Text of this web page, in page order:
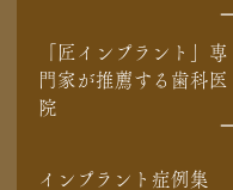
「匠インプラント」専
門家が推薦する歯科医
院
インプラント症例集